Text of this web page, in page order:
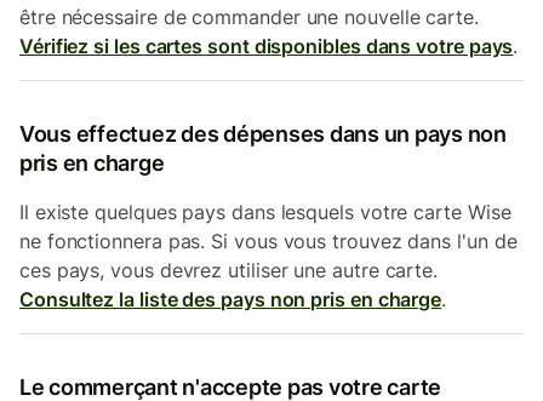
être nécessaire de commander une nouvelle carte.
Vérifiez si les cartes sont disponibles dans votre pays.
Vous effectuez des dépenses dans un pays non
pris en charge
Il existe quelques pays dans lesquels votre carte Wise
ne fonctionnera pas. Si vous vous trouvez dans l'un de
ces pays, vous devrez utiliser une autre carte.
Consultez la liste des pays non pris en charge.
Le commerçant n'accepte pas votre carte